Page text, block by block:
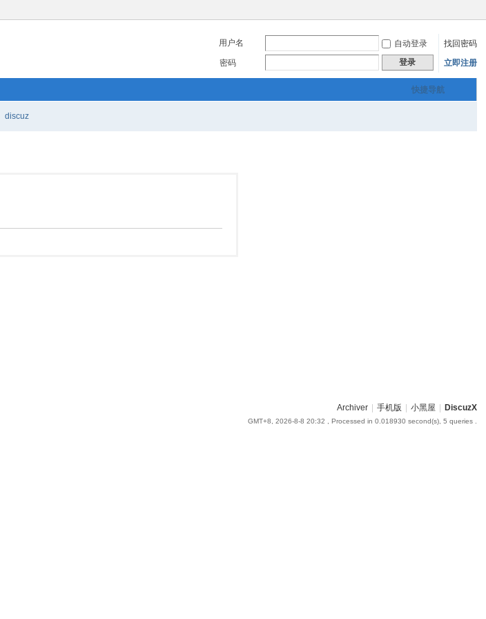
用户名 自动登录
找回密码
密码
登录 立即注册
快捷导航
discuz
Archiver 手机版 小黑屋 DiscuzX
GMT+8, 2026-8-8 20:32 , Processed in 0.018930 second(s), 5 queries .